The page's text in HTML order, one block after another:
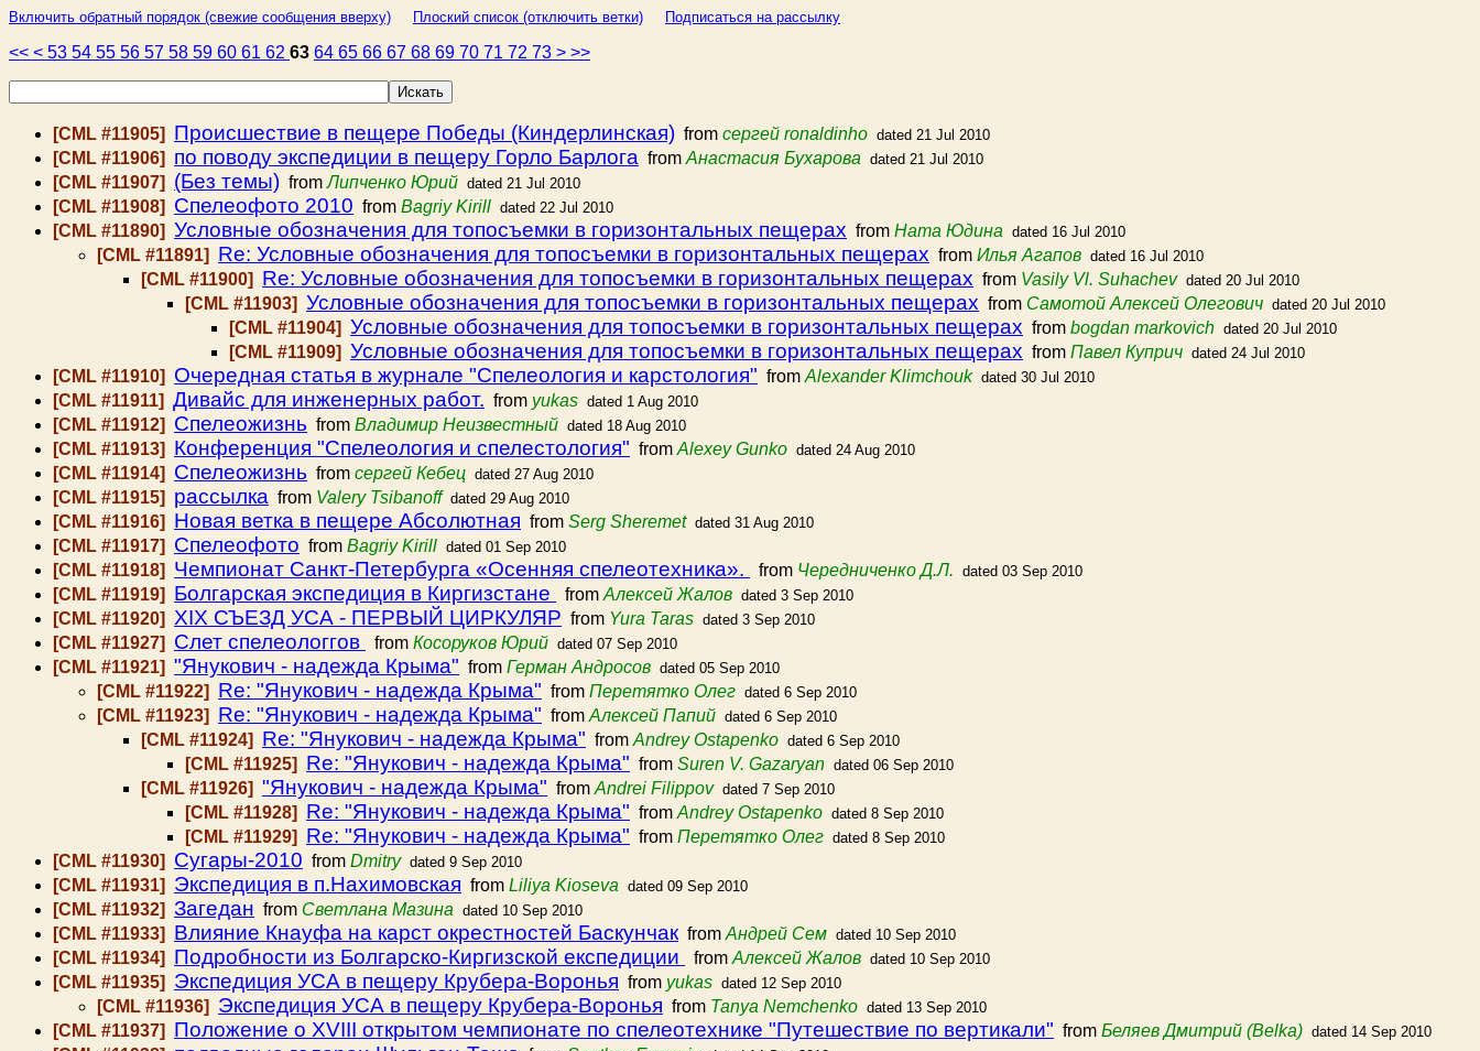
Включить обратный порядок (свежие сообщения вверху) Плоский список (отключить ветки) Подписаться на рассылку
<< < 53 54 55 56 57 58 59 60 61 62 63 64 65 66 67 68 69 70 71 72 73 > >>
[CML #11905] Происшествие в пещере Победы (Киндерлинская) from сергей ronaldinho dated 21 Jul 2010
[CML #11906] по поводу экспедиции в пещеру Горло Барлога from Анастасия Бухарова dated 21 Jul 2010
[CML #11907] (Без темы) fromЛипченко Юрий dated 21 Jul 2010
[CML #11908] Спелеофото 2010 from Bagriy Kirill dated 22 Jul 2010
[CML #11890] Условные обозначения для топосъемки в горизонтальных пещерах from Ната Юдина dated 16 Jul 2010
[CML #11891] Re: Условные обозначения для топосъемки в горизонтальных пещерах from Илья Агапов dated 16 Jul 2010
[CML #11900] Re: Условные обозначения для топосъемки в горизонтальных пещерах from Vasily Vl. Suhachev dated 20 Jul 2010
[CML #11903] Условные обозначения для топосъемки в горизонтальных пещерах from Самотой Алексей Олегович dated 20 Jul 2010
[CML #11904] Условные обозначения для топосъемки в горизонтальных пещерах from bogdan markovich dated 20 Jul 2010
[CML #11909] Условные обозначения для топосъемки в горизонтальных пещерах from Павел Куприч dated 24 Jul 2010
[CML #11910] Очередная статья в журнале "Спелеология и карстология" from Alexander Klimchouk dated 30 Jul 2010
[CML #11911] Дивайс для инженерных работ. from yukas dated 1 Aug 2010
[CML #11912] Спелеожизнь from Владимир Неизвестный dated 18 Aug 2010
[CML #11913] Конференция "Спелеология и спелестология" from Alexey Gunko dated 24 Aug 2010
[CML #11914] Спелеожизнь from сергей Кебец dated 27 Aug 2010
[CML #11915] рассылка from Valery Tsibanoff dated 29 Aug 2010
[CML #11916] Новая ветка в пещере Абсолютная from Serg Sheremet dated 31 Aug 2010
[CML #11917] Спелеофото from Bagriy Kirill dated 01 Sep 2010
[CML #11918] Чемпионат Санкт-Петербурга «Осенняя спелеотехника». from Чередниченко Д.Л. dated 03 Sep 2010
[CML #11919] Болгарская экспедиция в Киргизстане from Алексей Жалов dated 3 Sep 2010
[CML #11920] ХІХ СЪЕЗД УСА - ПЕРВЫЙ ЦИРКУЛЯР from Yura Taras dated 3 Sep 2010
[CML #11927] Слет спелеологгов from Косоруков Юрий dated 07 Sep 2010
[CML #11921] "Янукович - надежда Крыма" from Герман Андросов dated 05 Sep 2010
[CML #11922] Re: "Янукович - надежда Крыма" from Перетятко Олег dated 6 Sep 2010
[CML #11923] Re: "Янукович - надежда Крыма" from Алексей Папий dated 6 Sep 2010
[CML #11924] Re: "Янукович - надежда Крыма" from Andrey Ostapenko dated 6 Sep 2010
[CML #11925] Re: "Янукович - надежда Крыма" from Suren V. Gazaryan dated 06 Sep 2010
[CML #11926] "Янукович - надежда Крыма" from Andrei Filippov dated 7 Sep 2010
[CML #11928] Re: "Янукович - надежда Крыма" from Andrey Ostapenko dated 8 Sep 2010
[CML #11929] Re: "Янукович - надежда Крыма" from Перетятко Олег dated 8 Sep 2010
[CML #11930] Сугары-2010 from Dmitry dated 9 Sep 2010
[CML #11931] Экспедиция в п.Нахимовская from Liliya Kioseva dated 09 Sep 2010
[CML #11932] Загедан from Светлана Мазина dated 10 Sep 2010
[CML #11933] Влияние Кнауфа на карст окрестностей Баскунчак from Андрей Сем dated 10 Sep 2010
[CML #11934] Подробности из Болгарско-Киргизской експедиции from Алексей Жалов dated 10 Sep 2010
[CML #11935] Экспедиция УСА в пещеру Крубера-Воронья from yukas dated 12 Sep 2010
[CML #11936] Экспедиция УСА в пещеру Крубера-Воронья from Tanya Nemchenko dated 13 Sep 2010
[CML #11937] Положение о XVIII открытом чемпионате по спелеотехнике "Путешествие по вертикали" from Беляев Дмитрий (Belka) dated 14 Sep 2010